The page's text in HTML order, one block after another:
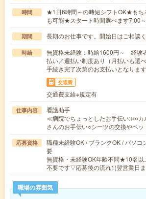
時間
★1日6時間～の時短シフトOK★もち
も可能★スタート時間選べます7:00
期間 長期のお仕事です。開始日はご相
時給
無資格未経験：時給1600円～ 経験
払い／週払い制度あり（月払いも選
手続き完了次第のお支払いとなります
交通費
交通費支給※規定有
仕事内容
看護助手
≪病院でちょっとしたお手伝い≫○カ
さんのお手伝い○シーツの交換やベ
応募資格
職種未経験OK / ブランクOK / パソコ
要
無資格・未経験OK年齢不問★10名
不要です▽応募後の流れ1)翌営業日
職場の雰囲気